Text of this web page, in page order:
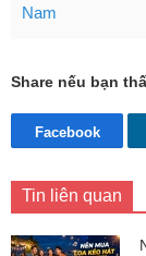
Nam
Share nếu bạn
Facebook
Tin liên quan